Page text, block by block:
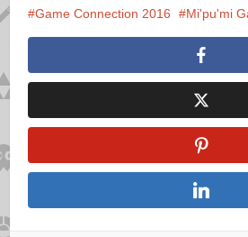
Game Connection 2016 Mi'pu'mi